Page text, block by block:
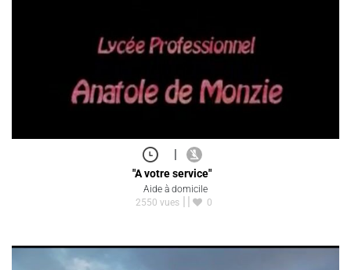
|
"A votre service"
Aide à domicile
2550 vues
0